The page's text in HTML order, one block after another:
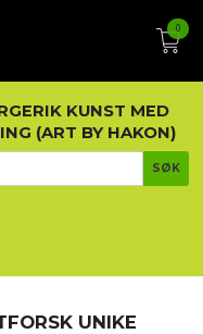
0
KUNST MED
(ART BY HAKON)
UNIKE